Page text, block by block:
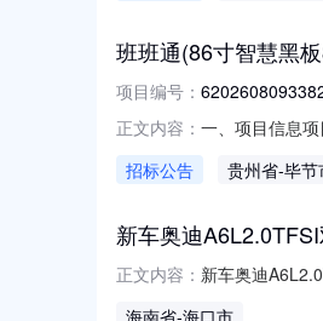
班班通(86寸智慧黑
项目编号：
正文内容： 一、项目信息
品牌班班通（
招标公告 贵州省-毕节
新车奥迪
正文内容： 新车奥迪
海南省-海口市